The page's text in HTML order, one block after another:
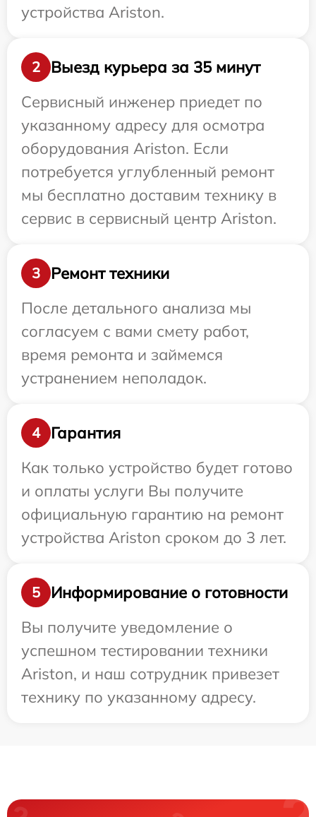
устройства Ariston.
2
Выезд курьера за 35 минут
Сервисный инженер приедет по
указанному адресу для осмотра
оборудования Ariston. Если
потребуется углубленный ремонт
мы бесплатно доставим технику в
сервис в сервисный центр Ariston.
3
Ремонт техники
После детального анализа мы
согласуем с вами смету работ,
время ремонта и займемся
устранением неполадок.
4
Гарантия
Как только устройство будет готово
и оплаты услуги Вы получите
официальную гарантию на ремонт
устройства Ariston сроком до 3 лет.
5
Информирование о готовности
Вы получите уведомление о
успешном тестировании техники
Ariston, и наш сотрудник привезет
технику по указанному адресу.